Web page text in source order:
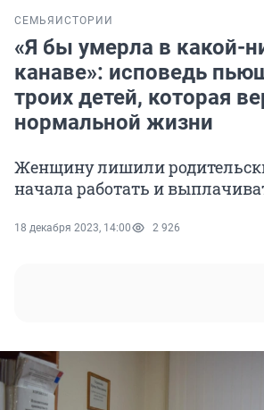
СЕМЬЯ ИСТОРИИ
«Я бы умерла в какой-
канаве»: исповедь
троих детей, которая
нормальной жизни
Женщину лишили
начала работать и
18 декабря 2023, 14:00 2 926